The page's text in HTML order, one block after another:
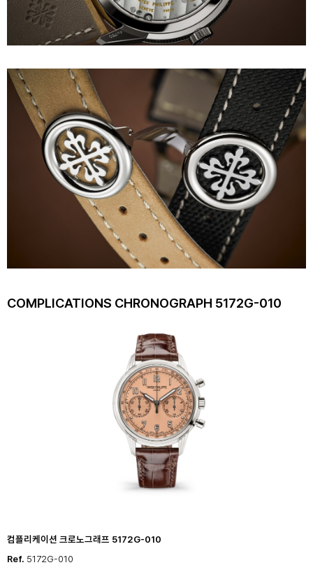
COMPLICATIONS CHRONOGRAPH 5172G-010
컴플리케이션 크로노그래프 5172G-010
Ref. 5172G-010